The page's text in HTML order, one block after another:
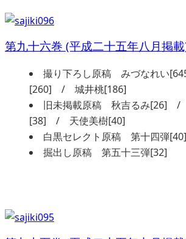
第九十六巻 (平成二十五年八月掲
撮り下ろし原稿 みづなれい
[260] / 城井桃[186]
旧未掲載原稿 秋吉るみ[26] /
[38] / 天使美樹[40]
白黒セレクト原稿 第十四弾[40]
掘出し原稿 第五十三弾[32]